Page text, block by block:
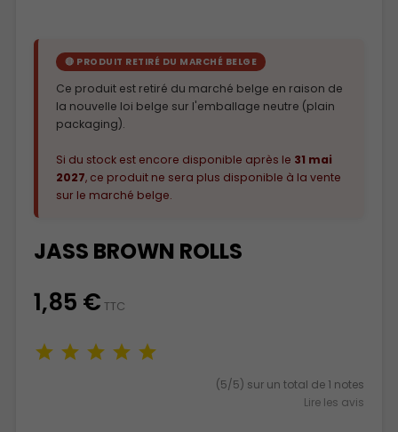
🔴 PRODUIT RETIRÉ DU MARCHÉ BELGE
Ce produit est retiré du marché belge en raison de
la nouvelle loi belge sur l'emballage neutre (plain
packaging).
Si du stock est encore disponible après le 31 mai
2027, ce produit ne sera plus disponible à la vente
sur le marché belge.
JASS BROWN ROLLS
1,85 € TTC
(5/5) sur un total de 1 notes
Lire les avis